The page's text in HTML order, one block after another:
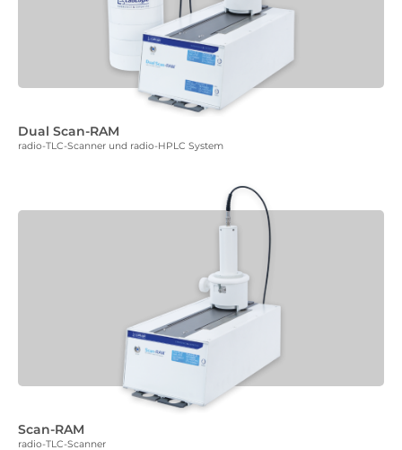
Dual Scan-RAM
radio-TLC-Scanner und radio-HPLC System
Scan-RAM
radio-TLC-Scanner